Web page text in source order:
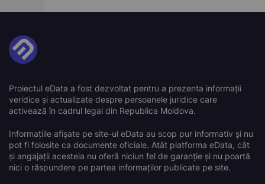
Proiectul eData a fost dezvoltat pentru a prezenta informații
veridice și actualizate despre persoanele juridice care
activează în cadrul legal din Republica Moldova.
Informațiile afișate pe site-ul eData au scop pur informativ și nu
pot fi folosite ca documente oficiale. Atât platforma eData, cât
și angajații acesteia nu oferă niciun fel de garanție și nu poartă
nici o răspundere pe partea informaților publicate pe site.